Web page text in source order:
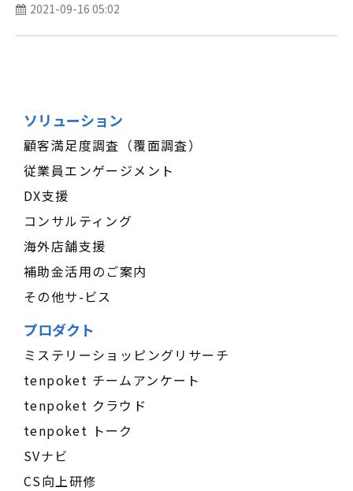
2021-09-16 05:02
ソリューション
顧客満足度調査（覆面調査）
従業員エンゲージメント
DX支援
コンサルティング
海外店舗支援
補助金活用のご案内
その他サ-ビス
プロダクト
ミステリーショッピングリサーチ
tenpoket チームアンケート
tenpoket クラウド
tenpoket トーク
SVナビ
CS向上研修